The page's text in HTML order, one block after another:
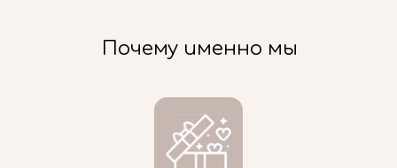
Почему именно мы